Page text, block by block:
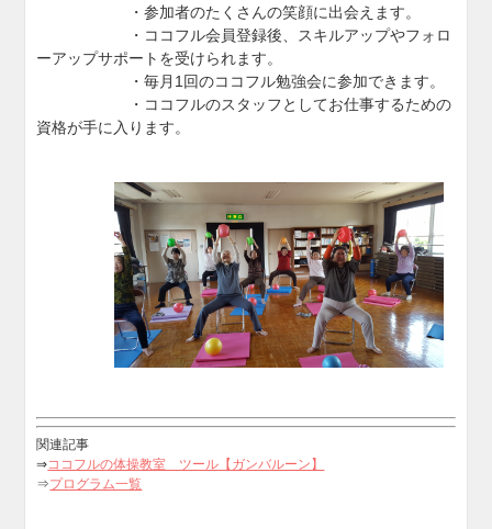
・参加者のたくさんの笑顔に出会えます。
・ココフル会員登録後、スキルアップやフォロ
ーアップサポートを受けられます。
・毎月1回のココフル勉強会に参加できます。
・ココフルのスタッフとしてお仕事するための
資格が手に入ります。
関連記事
⇒ココフルの体操教室 ツール【ガンバルーン】
⇒プログラム一覧